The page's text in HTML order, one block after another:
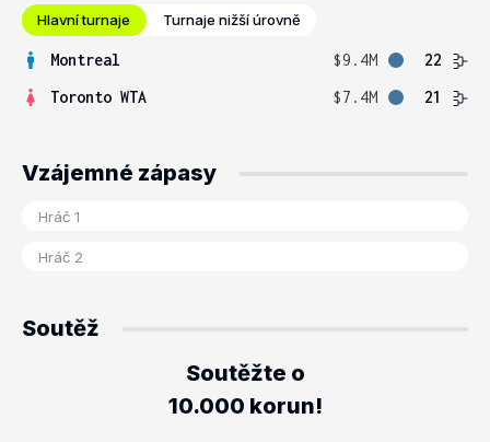
Hlavní turnaje Turnaje nižší úrovně
Montreal $9.4M
22
Toronto WTA
$7.4M 21
Vzájemné zápasy
Soutěž
Soutěžte o
10.000 korun!